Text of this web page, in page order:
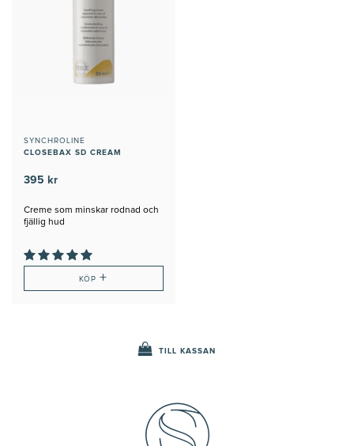
SYNCHROLINE
CLOSEBAX SD CREAM
395 kr
Creme som minskar rodnad och
fjällig hud
KÖP+
TILL KASSAN